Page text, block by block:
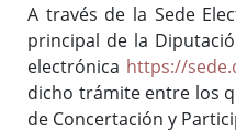
A través de la Sede
principal de la
electrónica https://
dicho trámite entre los
de Concertación y